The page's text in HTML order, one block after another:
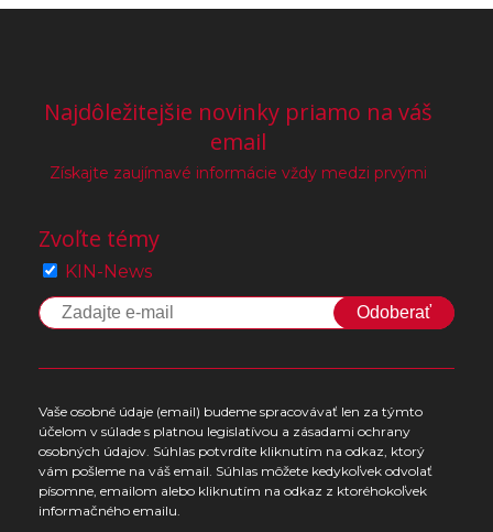
Najdôležitejšie novinky priamo na váš
email
Získajte zaujímavé informácie vždy medzi prvými
Zvoľte témy
KIN-News
Odoberať
Vaše osobné údaje (email) budeme spracovávať len za týmto
účelom v súlade s platnou legislatívou a zásadami ochrany
osobných údajov. Súhlas potvrdíte kliknutím na odkaz, ktorý
vám pošleme na váš email. Súhlas môžete kedykoľvek odvolať
písomne, emailom alebo kliknutím na odkaz z ktoréhokoľvek
informačného emailu.